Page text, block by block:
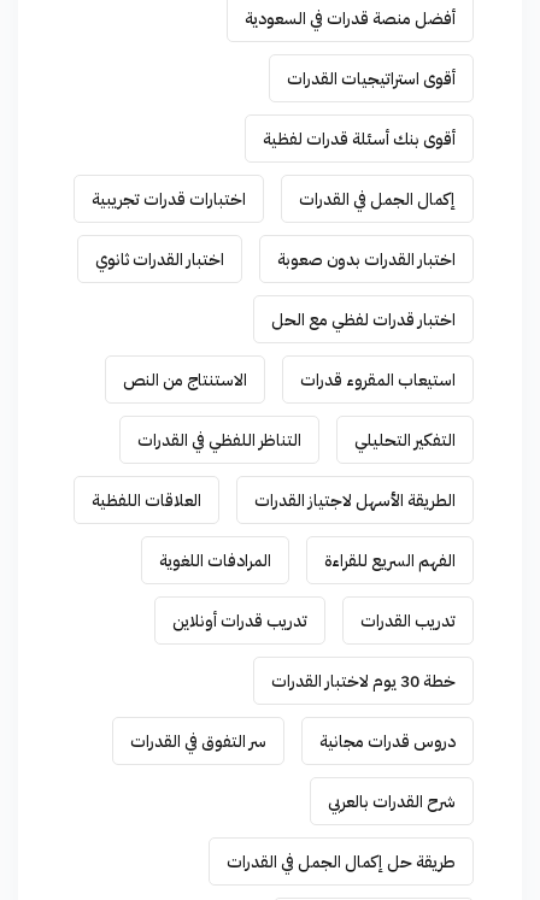
أفضل منصة قدرات في السعودية
أقوى استراتيجيات القدرات
أقوى بنك أسئلة قدرات لفظية
إكمال الجمل في القدرات اختبارات قدرات تجريبية
اختبار القدرات بدون صعوبة اختبار القدرات ثانوي
اختبار قدرات لفظي مع الحل
استيعاب المقروء قدرات الاستنتاج من النص
التفكير التحليلي التناظر اللفظي في القدرات
الطريقة الأسهل لاجتياز القدرات العلاقات اللفظية
الفهم السريع للقراءة المرادفات اللغوية
تدريب القدرات تدريب قدرات أونلاين
خطة 30 يوم لاختبار القدرات
دروس قدرات مجانية سر التفوق في القدرات
شرح القدرات بالعربي
طريقة حل إكمال الجمل في القدرات